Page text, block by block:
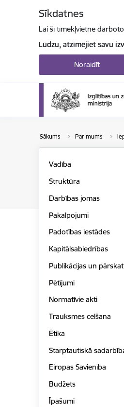
Sīkdatnes
Lai šī tīmekļvietne
Lūdzu, atzīmējiet savu
Noraidīt
Sākums Par mums
Vadība
Struktūra
Darbības jomas
Pakalpojumi
Padotības iestādes
Kapitālsabiedrības
Publikācijas un
Pētījumi
Normatīvie akti
Trauksmes celšana
Ētika
Starptautiskā
Eiropas Savienība
Budžets
Īpašumi